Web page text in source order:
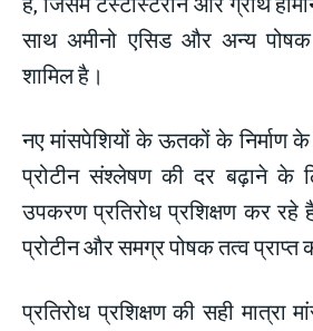
साथ अमीनो एसिड और अन्य पोषक
शामिल है।
नए मांसपेशियों के ऊतकों के निर्माण
प्रोटीन संश्लेषण की दर बढ़ाने के
उपकरण प्रतिरोध प्रशिक्षण कर रहे
प्रोटीन और समग्र पोषक तत्व प्राप्त
प्रतिरोध प्रशिक्षण की सही मात्रा